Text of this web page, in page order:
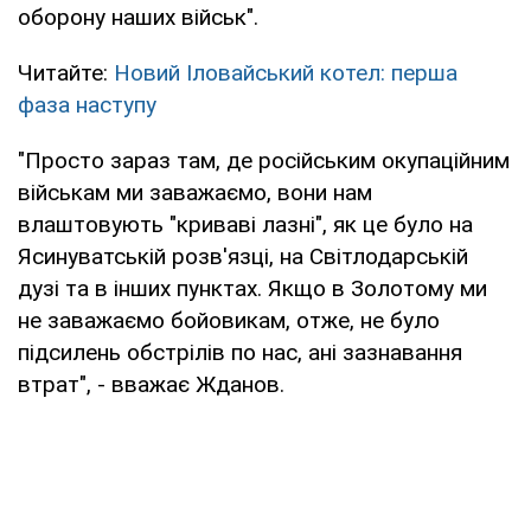
оборону наших військ".
Читайте: Новий Іловайський котел: перша
фаза наступу
"Просто зараз там, де російським окупаційним
військам ми заважаємо, вони нам
влаштовують "криваві лазні", як це було на
Ясинуватській розв'язці, на Світлодарській
дузі та в інших пунктах. Якщо в Золотому ми
не заважаємо бойовикам, отже, не було
підсилень обстрілів по нас, ані зазнавання
втрат", - вважає Жданов.